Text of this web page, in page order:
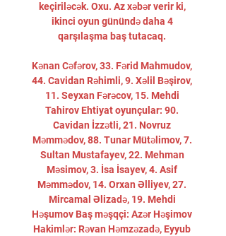
keçiriləcək. Oxu. Az xəbər verir ki,
ikinci oyun günündə daha 4
qarşılaşma baş tutacaq.
Kənan Cəfərov, 33. Fərid Mahmudov,
44. Cavidan Rəhimli, 9. Xəlil Bəşirov,
11. Seyxan Fərəcov, 15. Mehdi
Tahirov Ehtiyat oyunçular: 90.
Cavidan İzzətli, 21. Novruz
Məmmədov, 88. Tunar Mütəlimov, 7.
Sultan Mustafayev, 22. Mehman
Məsimov, 3. İsa İsayev, 4. Asif
Məmmədov, 14. Orxan Əlliyev, 27.
Mircamal Əlizadə, 19. Mehdi
Həşumov Baş məşqçi: Azər Həşimov
Hakimlər: Rəvan Həmzəzadə, Eyyub